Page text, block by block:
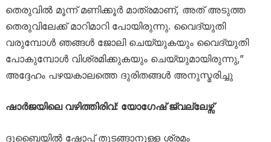
തെരുവിൽ മൂന്ന് മണിക്കൂർ മാത്രമാണ്, അത് അടുത്ത
തെരുവിലേക്ക് മാറിമാറി പോയിരുന്നു. വൈദ്യുതി
വരുമ്പോൾ ഞങ്ങൾ ജോലി ചെയ്യുകയും വൈദ്യുതി
പോകുമ്പോൾ വിശ്രമിക്കുകയും ചെയ്യുമായിരുന്നു,”
അദ്ദേഹം പഴയകാലത്തെ ദുരിതങ്ങൾ അനുസ്മരിച്ചു
ഷാർജയിലെ വഴിത്തിരിവ്: യോഗേഷ് ജ്വല്ലേഴ്സ്
ദുബൈയിൽ ഷോപ്പ് തുടങ്ങാനുള്ള ശ്രമം